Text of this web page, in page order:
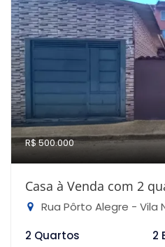
R$ 500.000
Casa à Venda com 2
Rua Pôrto Alegre - Vila Nossa
2 Quartos
2